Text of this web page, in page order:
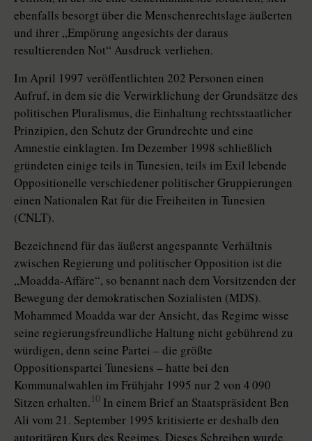
ebenfalls besorgt über die Menschenrechtslage äußerten
und ihrer „Empörung angesichts der daraus
resultierenden Not“ Ausdruck verliehen.
Im April 1997 veröffentlichten 202 Personen einen
Aufruf, in dem sie die Verwirklichung der Grundsätze des
politischen Pluralismus, die Einhaltung rechtsstaatlicher
Prinzipien, den Schutz der Grundrechte und eine
Amnestie einklagten. Im Dezember 1998 schließlich
gründeten einige teils in Tunesien, teils im Exil lebende
Oppositionelle verschiedener politischer Gruppierungen
einen Nationalen Rat für die Freiheiten in Tunesien
(CNLT).
Bezeichnend für das äußerst angespannte Verhältnis
zwischen Regierung und politischer Opposition ist die
„Moadda-Affäre“, so benannt nach dem Vorsitzenden der
Bewegung der demokratischen Sozialisten (MDS).
Mohammed Moadda war der Ansicht, das Regime wisse
seine regierungsfreundliche Haltung nicht gebührend zu
würdigen, denn seine Partei – die größte
Oppositionspartei Tunesiens – hatte bei den
Kommunalwahlen im Frühjahr 1995 nur 2 von 4 090
Sitzen erhalten. 10 In einem Brief an Staatspräsident Ben
Ali vom 21. September 1995 kritisierte er deshalb den
autoritären Kurs des Regimes. Dieses Schreiben wurde